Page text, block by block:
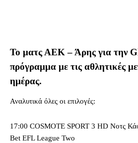
Το ματς ΑΕΚ – Άρης για την
πρόγραμμα με τις αθλητικές
ημέρας.
Αναλυτικά όλες οι επιλογές:
17:00 COSMOTE SPORT 3 HD Νοτς
Bet EFL League Two